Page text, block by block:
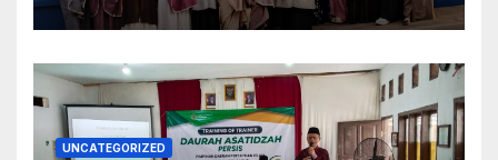
untuk Pengabdian
UNCATEGORIZED